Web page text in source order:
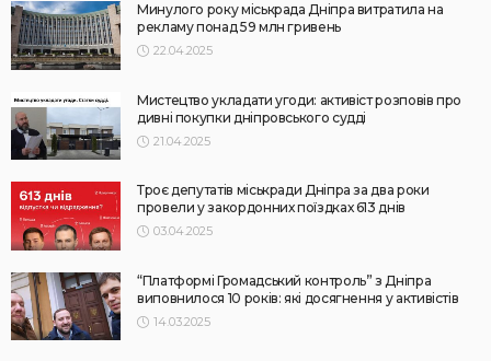
Минулого року міськрада Дніпра витратила на
рекламу понад 59 млн гривень
22.04.2025
Мистецтво укладати угоди: активіст розповів про
дивні покупки дніпровського судді
21.04.2025
Троє депутатів міськради Дніпра за два роки
провели у закордонних поїздках 613 днів
03.04.2025
“Платформі Громадський контроль” з Дніпра
виповнилося 10 років: які досягнення у активістів
14.03.2025